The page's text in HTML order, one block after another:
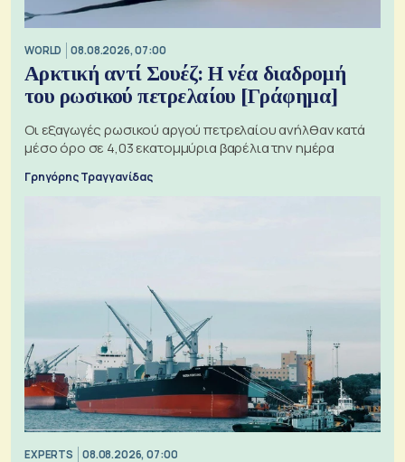
WORLD 08.08.2026, 07:00
Αρκτική αντί Σουέζ: Η νέα διαδρομή
του ρωσικού πετρελαίου [Γράφημα]
Οι εξαγωγές ρωσικού αργού πετρελαίου ανήλθαν κατά
μέσο όρο σε 4,03 εκατομμύρια βαρέλια την ημέρα
Γρηγόρης Τραγγανίδας
EXPERTS 08.08.2026, 07:00